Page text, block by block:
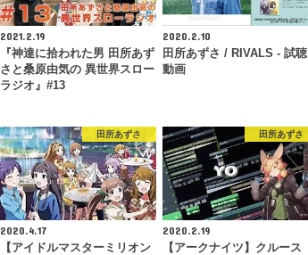
2021.2.19
『神達に拾われた男 田所あず
さと桑原由気の 異世界スロー
ラジオ』#13
2020.2.10
田所あずさ / RIVALS - 試聴
動画
田所あずさ
2020.4.17
【アイドルマスターミリオン
田所あずさ
2020.2.19
【アークナイツ】クルース